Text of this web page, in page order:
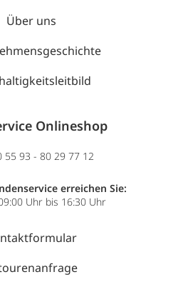
Über uns
Onlineshop
55 93 - 80 29 77 12
erreichen Sie:
Uhr bis 16:30 Uhr